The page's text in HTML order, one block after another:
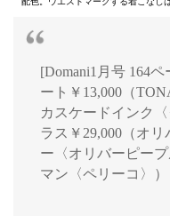
[Domani1月号 164
ート￥13,000（
カスケードインク
ラス￥29,000（オ
ー〈オリバーピー
マン〈ペリーコ〉）